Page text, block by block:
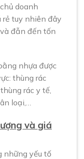
doanh
rẻ tuy nhiên đây
đẫn đến tốn
nhựa được
thùng rác
rác y tế,
loại,…
và giá
những yếu tố